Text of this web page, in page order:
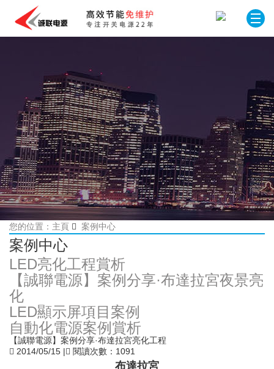
您的位置：主頁 案例中心
案例中心
LED亮化工程賞析
【誠聯電源】案例分享·布達拉宮夜景亮
化
LED顯示屏項目案例
自動化電源案例賞析
【誠聯電源】案例分享·布達拉宮亮化工程
2014/05/15 | 閱讀次數：1091
布達拉宮